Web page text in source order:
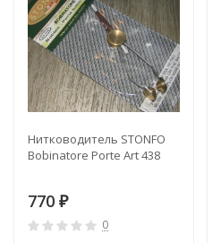
Нитководитель STONFO
Bobinatore Porte Art 438
770 ₽
0